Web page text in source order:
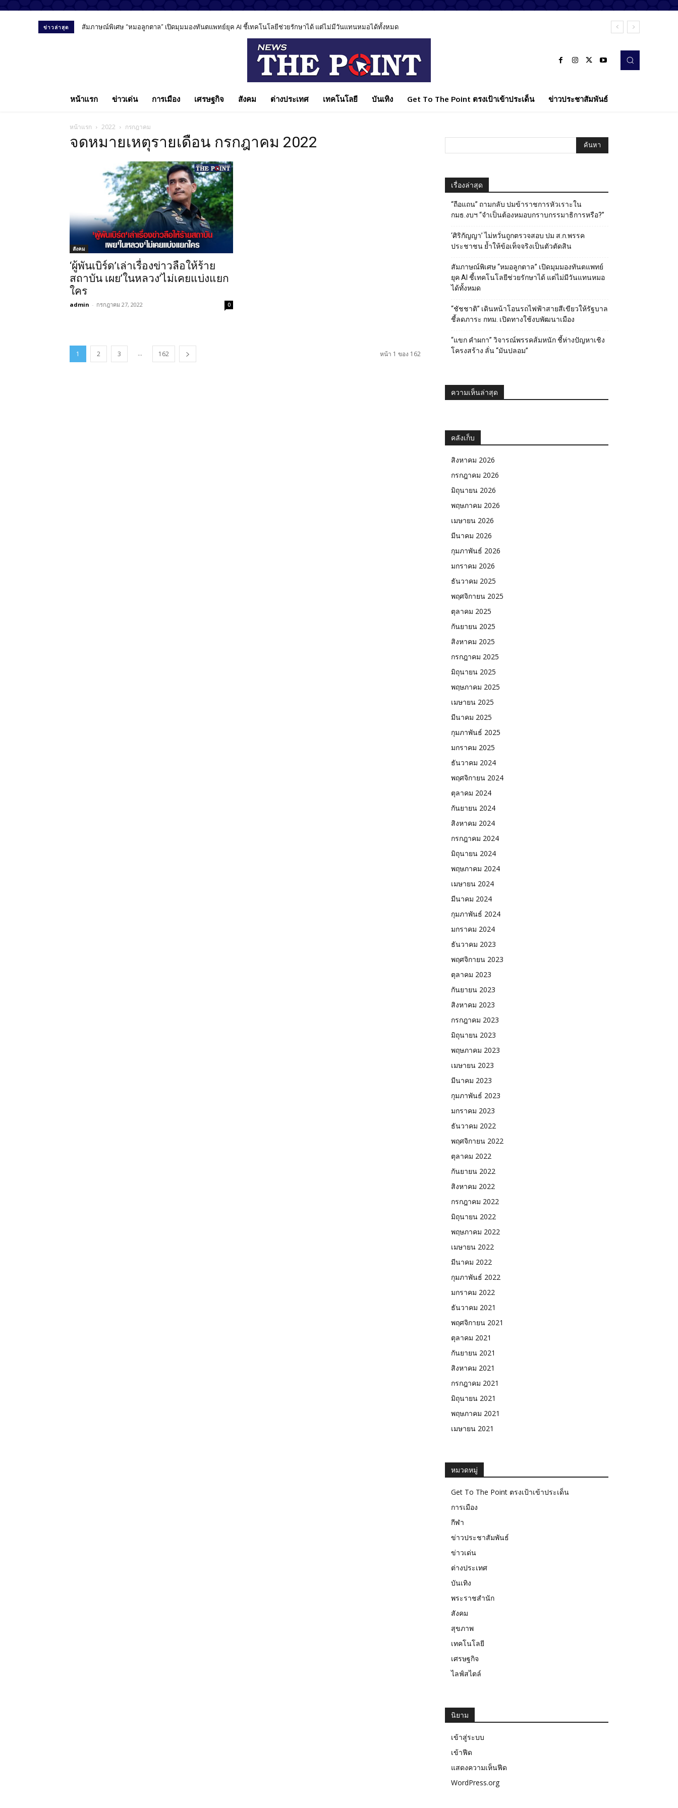
ข่าวล่าสุด สัมภาษณ์พิเศษ “หมอลูกตาล” เปิดมุมมองทันตแพทย์ยุค AI ชี้เทคโนโลยีช่วยรักษาได้ แต่ไม่มีวันแทนหมอได้ทั้งหมด
หน้าแรก ข่าวเด่น การเมือง เศรษฐกิจ สังคม ต่างประเทศ เทคโนโลยี บันเทิง Get To The Point ตรงเป้าเข้าประเด็น ข่าวประชาสัมพันธ์
หน้าแรก 2022 กรกฎาคม
จดหมายเหตุรายเดือน กรกฎาคม 2022
สังคม
‘ผู้พันเบิร์ด’เล่าเรื่องข่าวลือให้ร้าย
สถาบัน เผย’ในหลวง’ไม่เคยแบ่งแยก
ใคร
admin - กรกฎาคม 27, 2022 0
1 2 3 ... 162 หน้า 1 ของ 162
เรื่องล่าสุด
“ถือแถน” ถามกลับ ปมข้าราชการหัวเราะใน
กมธ.งบฯ “จำเป็นต้องหมอบกราบกรรมาธิการหรือ?”
‘ศิริกัญญา’ ไม่หวั่นถูกตรวจสอบ ปม ส.ก.พรรค
ประชาชน ย้ำให้ข้อเท็จจริงเป็นตัวตัดสิน
สัมภาษณ์พิเศษ “หมอลูกตาล” เปิดมุมมองทันตแพทย์
ยุค AI ชี้เทคโนโลยีช่วยรักษาได้ แต่ไม่มีวันแทนหมอ
ได้ทั้งหมด
“ชัชชาติ” เดินหน้าโอนรถไฟฟ้าสายสีเขียวให้รัฐบาล
ชี้ลดภาระ กทม. เปิดทางใช้งบพัฒนาเมือง
“แขก คำผกา” วิจารณ์พรรคส้มหนัก ชี้ห่างปัญหาเชิง
โครงสร้าง ลั่น “มันปลอม”
ความเห็นล่าสุด
คลังเก็บ
สิงหาคม 2026
กรกฎาคม 2026
มิถุนายน 2026
พฤษภาคม 2026
เมษายน 2026
มีนาคม 2026
กุมภาพันธ์ 2026
มกราคม 2026
ธันวาคม 2025
พฤศจิกายน 2025
ตุลาคม 2025
กันยายน 2025
สิงหาคม 2025
กรกฎาคม 2025
มิถุนายน 2025
พฤษภาคม 2025
เมษายน 2025
มีนาคม 2025
กุมภาพันธ์ 2025
มกราคม 2025
ธันวาคม 2024
พฤศจิกายน 2024
ตุลาคม 2024
กันยายน 2024
สิงหาคม 2024
กรกฎาคม 2024
มิถุนายน 2024
พฤษภาคม 2024
เมษายน 2024
มีนาคม 2024
กุมภาพันธ์ 2024
มกราคม 2024
ธันวาคม 2023
พฤศจิกายน 2023
ตุลาคม 2023
กันยายน 2023
สิงหาคม 2023
กรกฎาคม 2023
มิถุนายน 2023
พฤษภาคม 2023
เมษายน 2023
มีนาคม 2023
กุมภาพันธ์ 2023
มกราคม 2023
ธันวาคม 2022
พฤศจิกายน 2022
ตุลาคม 2022
กันยายน 2022
สิงหาคม 2022
กรกฎาคม 2022
มิถุนายน 2022
พฤษภาคม 2022
เมษายน 2022
มีนาคม 2022
กุมภาพันธ์ 2022
มกราคม 2022
ธันวาคม 2021
พฤศจิกายน 2021
ตุลาคม 2021
กันยายน 2021
สิงหาคม 2021
กรกฎาคม 2021
มิถุนายน 2021
พฤษภาคม 2021
เมษายน 2021
หมวดหมู่
Get To The Point ตรงเป้าเข้าประเด็น
การเมือง
กีฬา
ข่าวประชาสัมพันธ์
ข่าวเด่น
ต่างประเทศ
บันเทิง
พระราชสำนัก
สังคม
สุขภาพ
เทคโนโลยี
เศรษฐกิจ
ไลฟ์สไตล์
นิยาม
เข้าสู่ระบบ
เข้าฟีด
แสดงความเห็นฟีด
WordPress.org